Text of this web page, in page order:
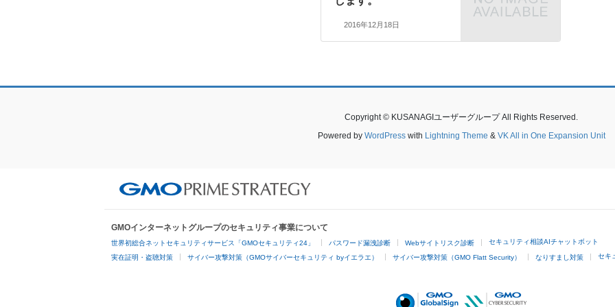
2016年12月18日
Copyright © KUSANAGIユーザーグループ All Rights Reserved.
Powered by WordPresswith Lightning Theme & VK All in One Expansion Unit
GMOインターネットグループのセキュリティ事業について
世界初総合ネットセキュリティサービス「GMOセキュリティ24」 パスワード漏洩診断 Webサイトリスク診断 セキュリティ相談AIチャットボット
実在証明・盗聴対策 サイバー攻撃対策（GMOサイバーセキュリティ byイエラエ） サイバー攻撃対策（GMO Flatt Security） なりすまし対策 セキ